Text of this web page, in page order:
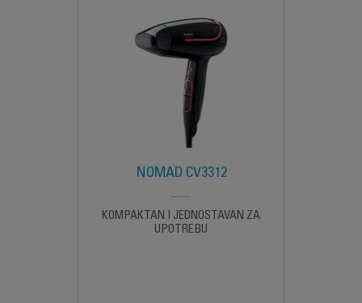
NOMAD CV3312
KOMPAKTAN I JEDNOSTAVAN ZA
UPOTREBU